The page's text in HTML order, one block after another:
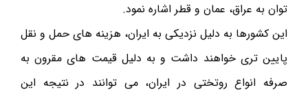
توان به عراق، عمان و قطر اشاره نمود.
این کشورها به دلیل نزدیکی به ایران، هزینه های حمل و نقل
پایین تری خواهند داشت و به دلیل قیمت های مقرون به
صرفه انواع روتختی در ایران، می توانند در نتیجه این